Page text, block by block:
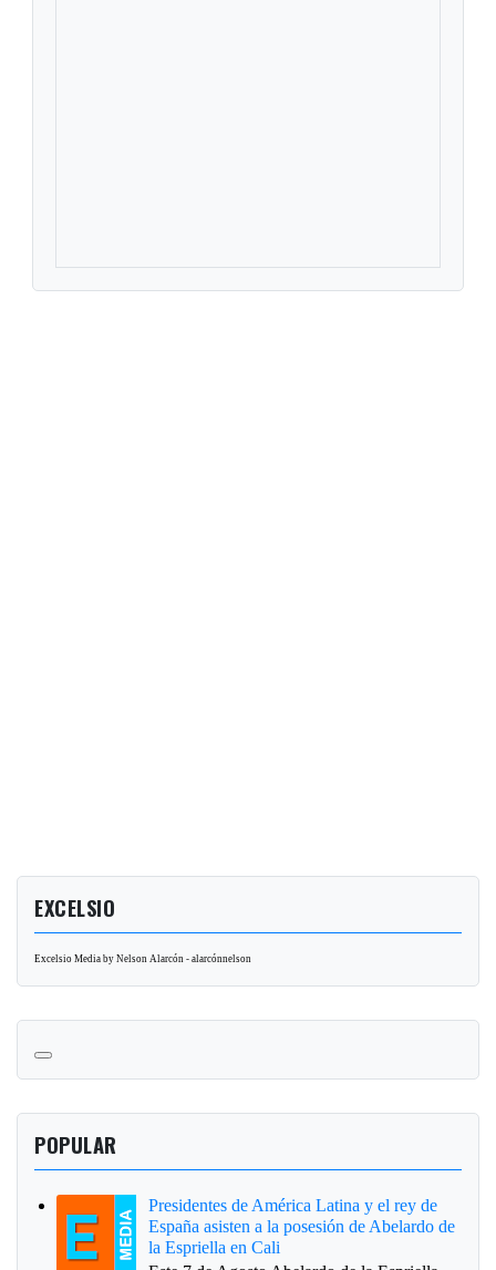
EXCELSIO
Excelsio Media by Nelson Alarcón - alarcónnelson
POPULAR
Presidentes de América Latina y el rey de
España asisten a la posesión de Abelardo de
la Espriella en Cali